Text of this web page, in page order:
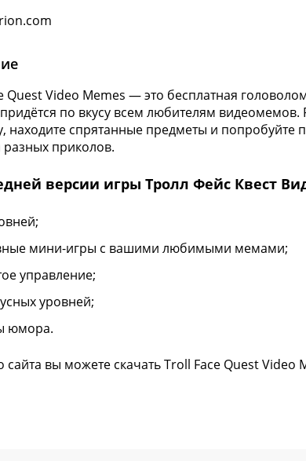
Quest Video Memes — это бесплатная
по вкусу всем любителям
находите спрятанные предметы и попробуйте
приколов.
версии игры Тролл Фейс Квест
мини-игры с вашими любимыми мемами;
управление;
уровней;
юмора.
сайта вы можете скачать Troll Face Quest Video